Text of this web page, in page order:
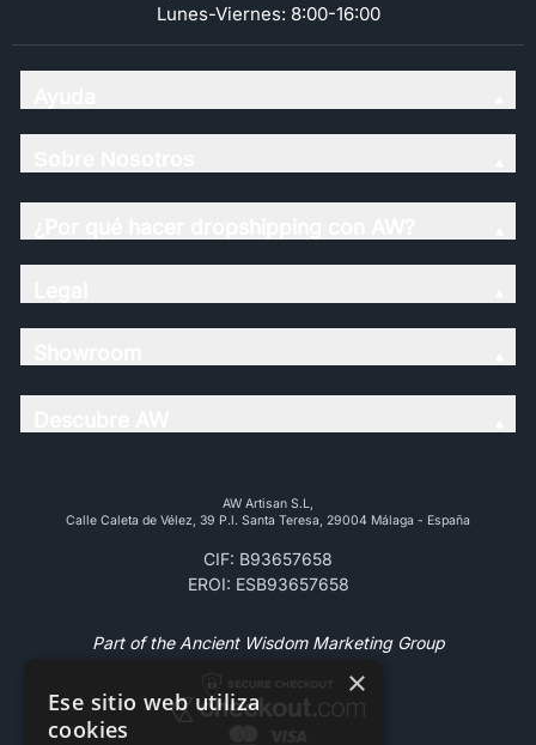
Lunes-Viernes: 8:00-16:00
AW Artisan S.L,
Calle Caleta de Vélez, 39 P.l. Santa Teresa, 29004 Málaga - España
CIF: B93657658
EROI: ESB93657658
Part of the Ancient Wisdom Marketing Group
×
Ese sitio web utiliza
cookies